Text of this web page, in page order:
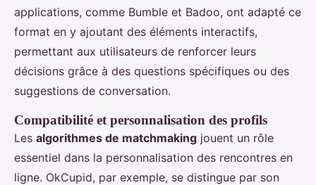
applications, comme Bumble et Badoo, ont adapté ce
format en y ajoutant des éléments interactifs,
permettant aux utilisateurs de renforcer leurs
décisions grâce à des questions spécifiques ou des
suggestions de conversation.
Compatibilité et personnalisation des profils
Les algorithmes de matchmaking jouent un rôle
essentiel dans la personnalisation des rencontres en
ligne. OkCupid, par exemple, se distingue par son